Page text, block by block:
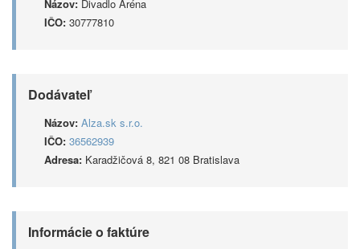
Názov: Divadlo Aréna
IČO: 30777810
Dodávateľ
Názov: Alza.sk s.r.o.
IČO: 36562939
Adresa: Karadžičová 8, 821 08 Bratislava
Informácie o faktúre